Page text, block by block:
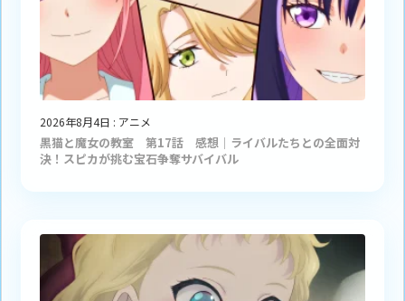
2026年8月4日 : アニメ
黒猫と魔女の教室 第17話 感想｜ライバルたちとの全面対
決！スピカが挑む宝石争奪サバイバル